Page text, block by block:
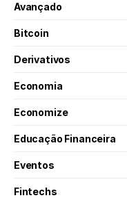
Avançado
Bitcoin
Derivativos
Economia
Economize
Educação Financeira
Eventos
Fintechs